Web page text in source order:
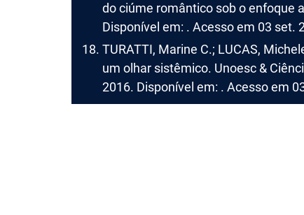
do ciúme romântico sob o enfoque
Disponível em: . Acesso em 03 set.
TURATTI, Marine C.; LUCAS,
um olhar sistêmico. Unoesc &
2016. Disponível em: . Acesso em